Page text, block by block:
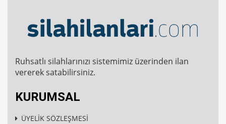
Ruhsatlı silahlarınızı sistemimiz üzerinden ilan
vererek satabilirsiniz.
KURUMSAL
ÜYELİK SÖZLEŞMESİ